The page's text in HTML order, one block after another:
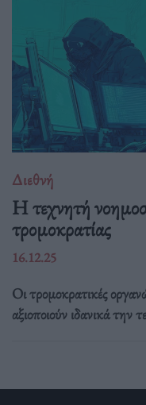
Διεθνή
Η τεχνητή
τρομοκρατίας
16.12.25
Οι τρομοκρατικές
αξιοποιούν ιδανικά την